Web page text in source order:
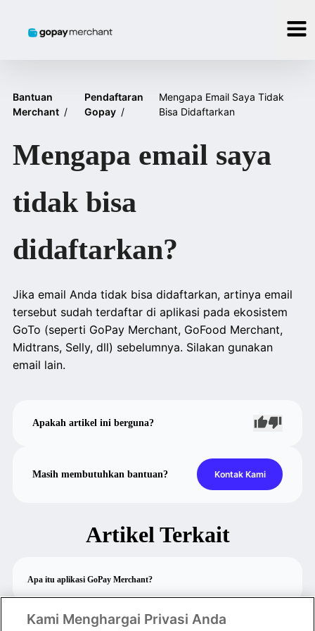
Bantuan
Merchant /
Pendaftaran
Gopay /
Mengapa Email Saya Tidak
Bisa Didaftarkan
Mengapa email saya
tidak bisa
didaftarkan?
Jika email Anda tidak bisa didaftarkan, artinya email
tersebut sudah terdaftar di aplikasi pada ekosistem
GoTo (seperti GoPay Merchant, GoFood Merchant,
Midtrans, Selly, dll) sebelumnya. Silakan gunakan
email lain.
Apakah artikel ini berguna?
Masih membutuhkan bantuan? Kontak Kami
Artikel Terkait
Apa itu aplikasi GoPay Merchant?
Syarat & cara mendaftar sebagai GoPay Merchant
Kami Menghargai Privasi Anda